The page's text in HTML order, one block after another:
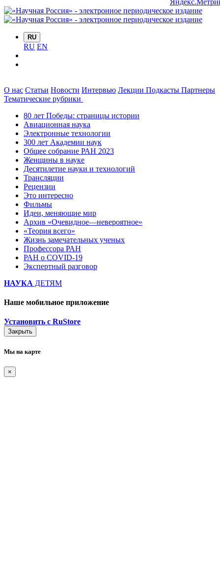
RU
RU EN
О нас Статьи Новости Интервью Лекции Подкасты Партнеры
Тематические рубрики
80 лет Победы: страницы истории
Авиационная наука
Электронные технологии
300 лет Академии наук
Общее собрание РАН 2023
Женщины в науке
Десятилетие науки и технологий
Трансляции
Рецензии
Это интересно
Фильмы
Идеи, меняющие мир
Архив «Очевидное—невероятное»
«Теория всего»
Жизнь замечательных ученых
Профессора РАН
РАН о COVID-19
Экспертный разговор
НАУКА ДЕТЯМ
Наше мобильное приложение
Установить с RuStore
Закрыть
Мы на карте
×